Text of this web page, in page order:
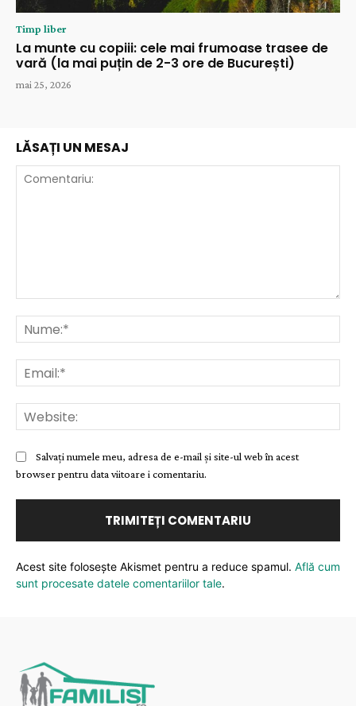
Timp liber
La munte cu copiii: cele mai frumoase trasee de
vară (la mai puțin de 2-3 ore de București)
mai 25, 2026
LĂSAȚI UN MESAJ
Salvați numele meu, adresa de e-mail și site-ul web în acest
browser pentru data viitoare i comentariu.
Acest site folosește Akismet pentru a reduce spamul. Află cum
sunt procesate datele comentariilor tale.